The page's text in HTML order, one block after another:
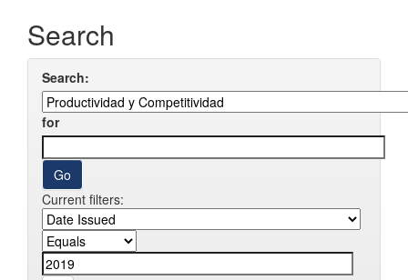
Search
Search:
for
Current filters: